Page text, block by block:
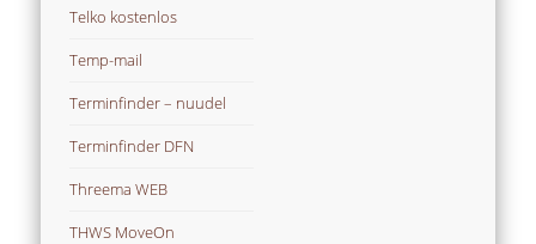
Telko kostenlos
Temp-mail
Terminfinder – nuudel
Terminfinder DFN
Threema WEB
THWS MoveOn